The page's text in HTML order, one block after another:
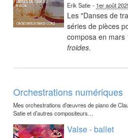
Erik Satie - 1er août
Les "Danses de
séries de pièces
composa en mars
froides.
Orchestrations numériques
Mes orchestrations d’œuvres de piano de
Satie et d’autres compositeurs…
Valse - ballet